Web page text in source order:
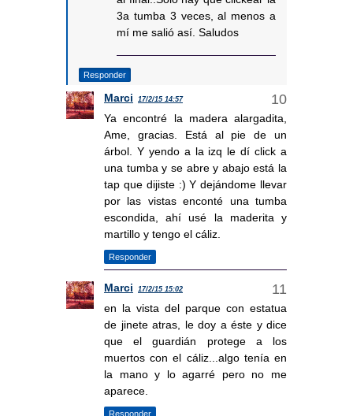
3a tumba 3 veces, al menos a
mí me salió así. Saludos
Responder
Marci 17/2/15 14:57
Ya encontré la madera alargadita,
Ame, gracias. Está al pie de un
árbol. Y yendo a la izq le dí click a
una tumba y se abre y abajo está la
tap que dijiste :) Y dejándome llevar
por las vistas enconté una tumba
escondida, ahí usé la maderita y
martillo y tengo el cáliz.
Responder
Marci 17/2/15 15:02
en la vista del parque con estatua
de jinete atras, le doy a éste y dice
que el guardián protege a los
muertos con el cáliz...algo tenía en
la mano y lo agarré pero no me
aparece.
Responder